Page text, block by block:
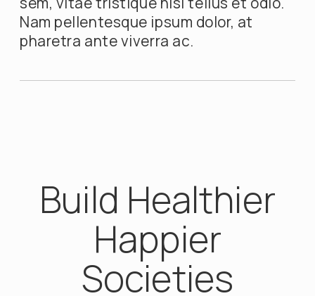
Nam pellentesque ipsum dolor, at
pharetra ante viverra ac.
Build Healthier
Happier
Societies